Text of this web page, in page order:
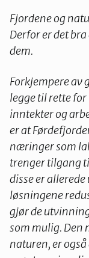
Fjordene og
Derfor er det
dem.
Forkjempere av
legge til rette
inntekter og
er at
næringer som
trenger tilgang
disse er
løsningene
gjør de
som mulig. Den
naturen, er